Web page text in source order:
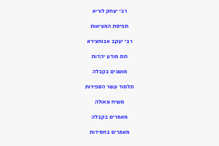
רבי יצחק לוריא
תפיסת המציאות
רבי יעקב אבוחצירא
תת מודע יהדות
מושגים בקבלה
תלמוד עשר הספירות
משיח וגאולה
מאמרים בקבלה
מאמרים בחסידות